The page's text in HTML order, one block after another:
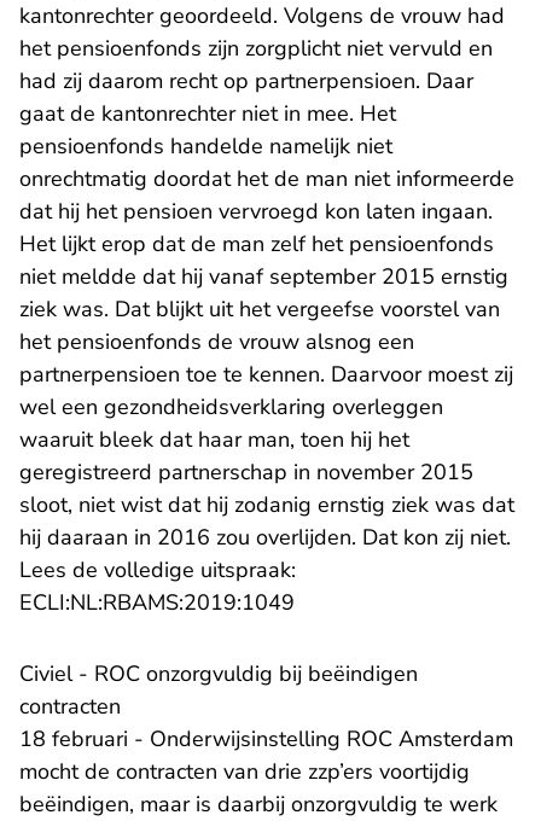
kantonrechter geoordeeld. Volgens de vrouw had
het pensioenfonds zijn zorgplicht niet vervuld en
had zij daarom recht op partnerpensioen. Daar
gaat de kantonrechter niet in mee. Het
pensioenfonds handelde namelijk niet
onrechtmatig doordat het de man niet informeerde
dat hij het pensioen vervroegd kon laten ingaan.
Het lijkt erop dat de man zelf het pensioenfonds
niet meldde dat hij vanaf september 2015 ernstig
ziek was. Dat blijkt uit het vergeefse voorstel van
het pensioenfonds de vrouw alsnog een
partnerpensioen toe te kennen. Daarvoor moest zij
wel een gezondheidsverklaring overleggen
waaruit bleek dat haar man, toen hij het
geregistreerd partnerschap in november 2015
sloot, niet wist dat hij zodanig ernstig ziek was dat
hij daaraan in 2016 zou overlijden. Dat kon zij niet.
Lees de volledige uitspraak:
ECLI:NL:RBAMS:2019:1049
Civiel - ROC onzorgvuldig bij beëindigen
contracten
18 februari - Onderwijsinstelling ROC Amsterdam
mocht de contracten van drie zzp’ers voortijdig
beëindigen, maar is daarbij onzorgvuldig te werk